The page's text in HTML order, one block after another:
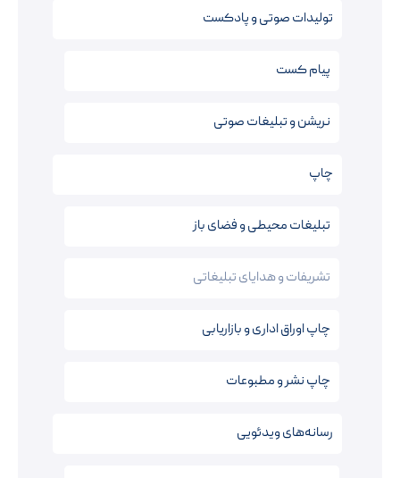
تولیدات صوتی و پادکست
پیام کست
نریشن‌ و تبلیغات صوتی
چاپ
تبلیغات محیطی و فضای باز
تشریفات و هدایای تبلیغاتی
چاپ اوراق اداری و بازاریابی
چاپ نشر و مطبوعات
رسانه‌های ویدئویی